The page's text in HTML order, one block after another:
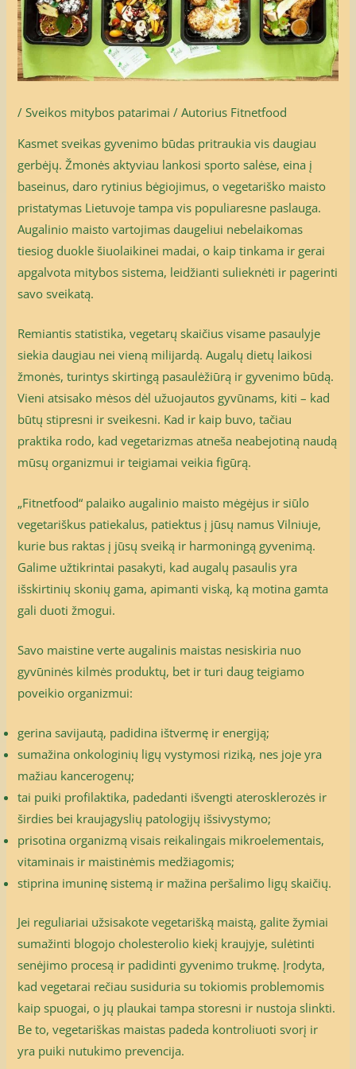
/Sveikos mitybos patarimai / Autorius Fitnetfood
Kasmet sveikas gyvenimo būdas pritraukia vis daugiau
gerbėjų. Žmonės aktyviau lankosi sporto salėse, eina į
baseinus, daro rytinius bėgiojimus, o vegetariško maisto
pristatymas Lietuvoje tampa vis populiaresne paslauga.
Augalinio maisto vartojimas daugeliui nebelaikomas
tiesiog duokle šiuolaikinei madai, o kaip tinkama ir gerai
apgalvota mitybos sistema, leidžianti sulieknėti ir pagerinti
savo sveikatą.
Remiantis statistika, vegetarų skaičius visame pasaulyje
siekia daugiau nei vieną milijardą. Augalų dietų laikosi
žmonės, turintys skirtingą pasaulėžiūrą ir gyvenimo būdą.
Vieni atsisako mėsos dėl užuojautos gyvūnams, kiti – kad
būtų stipresni ir sveikesni. Kad ir kaip buvo, tačiau
praktika rodo, kad vegetarizmas atneša neabejotiną naudą
mūsų organizmui ir teigiamai veikia figūrą.
„Fitnetfood“ palaiko augalinio maisto mėgėjus ir siūlo
vegetariškus patiekalus, patiektus į jūsų namus Vilniuje,
kurie bus raktas į jūsų sveiką ir harmoningą gyvenimą.
Galime užtikrintai pasakyti, kad augalų pasaulis yra
išskirtinių skonių gama, apimanti viską, ką motina gamta
gali duoti žmogui.
Savo maistine verte augalinis maistas nesiskiria nuo
gyvūninės kilmės produktų, bet ir turi daug teigiamo
poveikio organizmui:
gerina savijautą, padidina ištvermę ir energiją;
sumažina onkologinių ligų vystymosi riziką, nes joje yra
mažiau kancerogenų;
tai puiki profilaktika, padedanti išvengti aterosklerozės ir
širdies bei kraujagyslių patologijų išsivystymo;
prisotina organizmą visais reikalingais mikroelementais,
vitaminais ir maistinėmis medžiagomis;
stiprina imuninę sistemą ir mažina peršalimo ligų skaičių.
Jei reguliariai užsisakote vegetarišką maistą, galite žymiai
sumažinti blogojo cholesterolio kiekį kraujyje, sulėtinti
senėjimo procesą ir padidinti gyvenimo trukmę. Įrodyta,
kad vegetarai rečiau susiduria su tokiomis problemomis
kaip spuogai, o jų plaukai tampa storesni ir nustoja slinkti.
Be to, vegetariškas maistas padeda kontroliuoti svorį ir
yra puiki nutukimo prevencija.